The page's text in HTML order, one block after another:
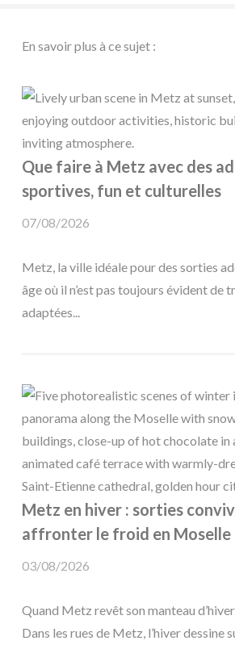
En savoir plus à ce sujet :
Que faire à Metz avec des
sportives, fun et culturelles
07/08/2026
Metz, la ville idéale pour des sorties
âge où il n’est pas toujours évident de
adaptées...
Metz en hiver : sorties
affronter le froid en Moselle
03/08/2026
Quand Metz revêt son manteau
Dans les rues de Metz, l’hiver dessine